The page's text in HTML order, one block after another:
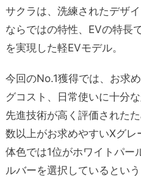
サクラは、洗練されたデザ
ならではの特性、EVの特長
を実現した軽EVモデル。
今回のNo.1獲得では、お求
グコスト、日常使いに十分
先進技術が高く評価された
数以上がお求めやすいXグ
体色では1位がホワイトパー
ルバーを選択しているという